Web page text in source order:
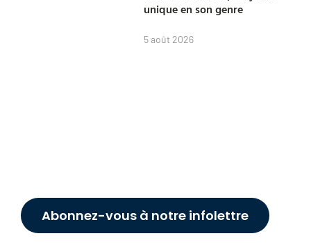
unique en son genre
5 août 2026
Abonnez-vous à notre infolettre